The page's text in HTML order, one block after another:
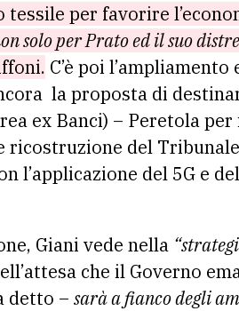
tessile per favorire
solo per Prato ed il suo
C’è poi
la proposta di
ex Banci) – Peretola
ricostruzione del
l’applicazione del 5G e
Giani vede nella
che il Governo
detto – sarà a fianco degli